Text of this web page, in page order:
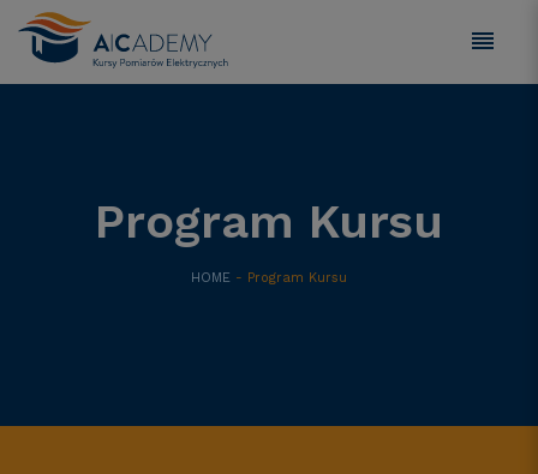
Program Kursu
HOME - Program Kursu